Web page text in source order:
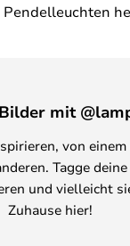
mit
von
Tagge
und vielleicht
Zuhause hier!